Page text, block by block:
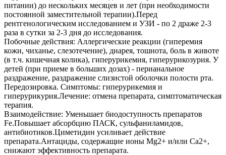
питании) до нескольких месяцев и лет (при необходимости
постоянной заместительной терапии).Перед
рентгенологическим исследованием и УЗИ - по 2 драже 2-3
раза в сутки за 2-3 дня до исследования.
Побочные действия: Аллергические реакции (гиперемия
кожи, чиханье, слезотечение), диарея, тошнота, боль в животе
(в т.ч. кишечная колика), гиперурикемия, гиперурикозурия. У
детей (при приеме в больших дозах) - перианальное
раздражение, раздражение слизистой оболочки полости рта.
Передозировка. Симптомы: гиперурикемия и
гиперурикурия.Лечение: отмена препарата, симптоматическая
терапия.
Взаимодействие: Уменьшает биодоступность препаратов
Fe.Повышает абсорбцию ПАСК, сульфаниламидов,
антибиотиков.Циметидин усиливает действие
препарата.Антациды, содержащие ионы Mg2+ и/или Ca2+,
снижают эффективность препарата.